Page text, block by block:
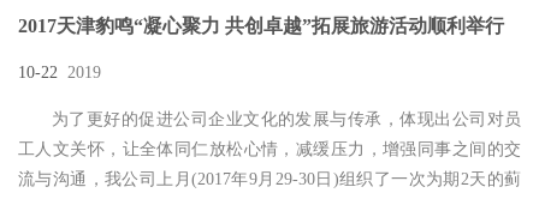
2017天津豹鸣“凝心聚力 共创卓越”拓展旅游活动顺利举行
10-22 2019
为了更好的促进公司企业文化的发展与传承，体现出公司对员
工人文关怀，让全体同仁放松心情，减缓压力，增强同事之间的交
流与沟通，我公司上月(2017年9月29-30日)组织了一次为期2天的蓟